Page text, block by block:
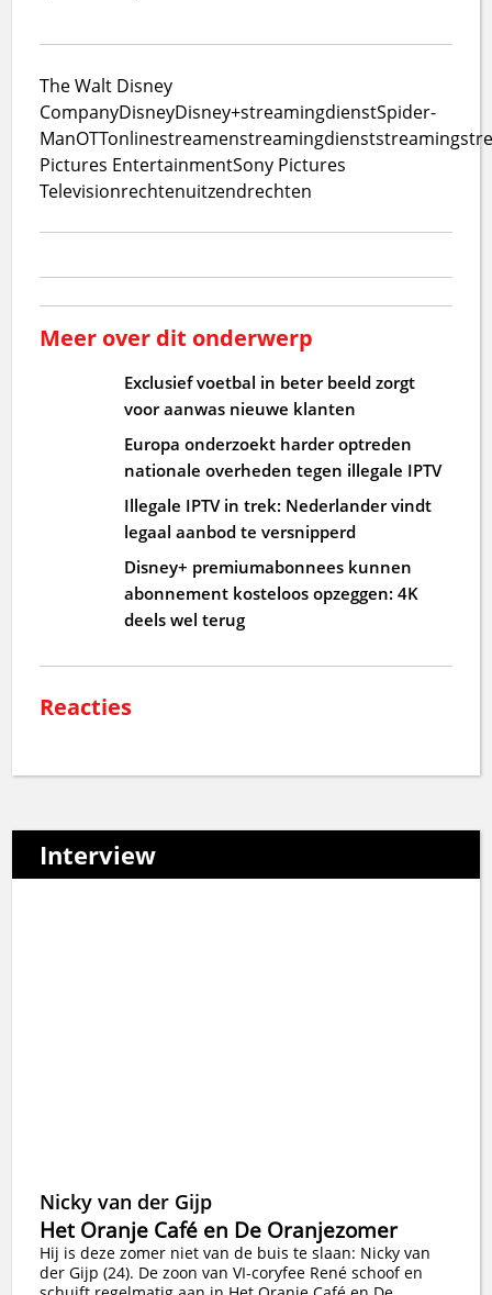
The Walt Disney
CompanyDisneyDisney+streamingdienstSpider-
ManOTTonlinestreamenstreamingdienststreaming
Pictures EntertainmentSony Pictures
Televisionrechtenuitzendrechten
Meer over dit onderwerp
Exclusief voetbal in beter beeld zorgt
voor aanwas nieuwe klanten
Europa onderzoekt harder optreden
nationale overheden tegen illegale IPTV
Illegale IPTV in trek: Nederlander vindt
legaal aanbod te versnipperd
Disney+ premiumabonnees kunnen
abonnement kosteloos opzeggen: 4K
deels wel terug
Reacties
Interview
Nicky van der Gijp
Het Oranje Café en De Oranjezomer
Hij is deze zomer niet van de buis te slaan: Nicky van
der Gijp (24). De zoon van VI-coryfee René schoof en